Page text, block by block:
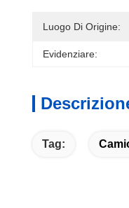
Luogo Di Origine:
Evidenziare:
Tag: